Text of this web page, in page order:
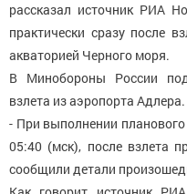
рассказал источник РИА
практически сразу после
акваторией Черного моря.
В Минобороны России
взлета из аэропорта Адлера.
- При выполнении
05:40 (мск), после взлета
сообщили детали